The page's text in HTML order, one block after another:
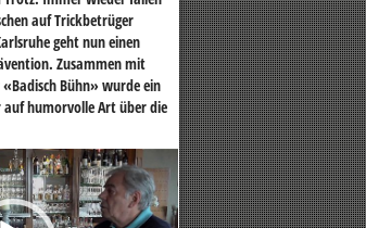
auf Trickbetrüger
geht nun einen
Zusammen mit
Bühn» wurde ein
auf humorvolle Art über die